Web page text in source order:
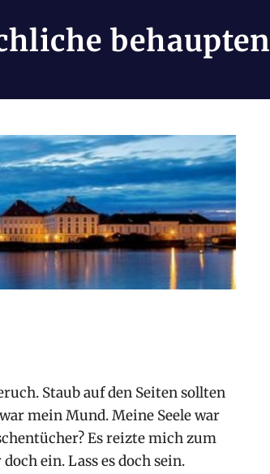
behaupten
Staub auf den Seiten sollten
mein Mund. Meine Seele war
Es reizte mich zum
ein. Lass es doch sein.